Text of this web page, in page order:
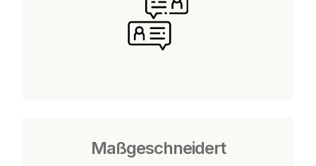
Maßgeschneidert